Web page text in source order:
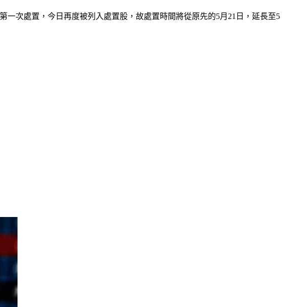
一次處置，今日再度被列入處置股，故處置時間將從原先的5月21日，延長至5